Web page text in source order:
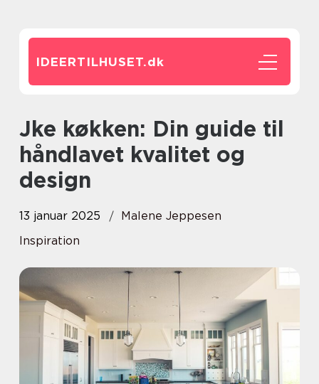
IDEERTILHUSET.dk
Jke køkken: Din guide til
håndlavet kvalitet og
design
13 januar 2025
Malene Jeppesen
Inspiration